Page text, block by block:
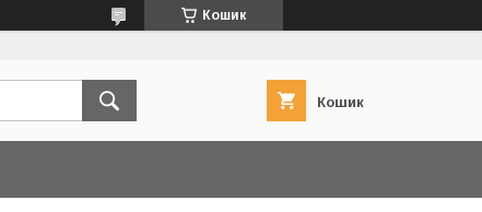
Кошик
Кошик